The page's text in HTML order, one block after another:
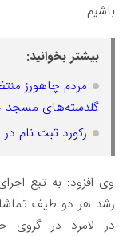
باشیم.
بیشتر بخوانید:
مردم چاهورز
گلدسته‌های مسجد
رکورد ثبت نام
وی افزود: به تبع
رشد هر دو طیف
در لامرد در